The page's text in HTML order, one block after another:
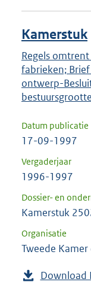
Kamerstuk
Regels
fabrieken;
ontwerp-
Datum publicatie
17-09-1997
Vergaderjaar
1996-1997
Dossier- en
Kamerstuk
Organisatie
Tweede
Download